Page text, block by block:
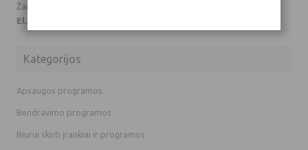
Žaidimų prašymai ir klausimai:
El. paštas: info(eta)hardas.lt
Kategorijos
Apsaugos programos
Bendravimo programos
Biurui skirti įrankiai ir programos